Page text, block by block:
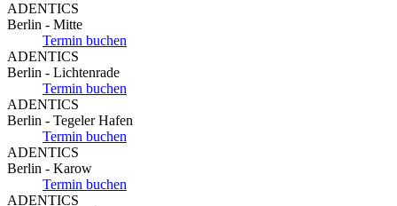
ADENTICS
Berlin - Mitte
Termin buchen
ADENTICS
Berlin - Lichtenrade
Termin buchen
ADENTICS
Berlin - Tegeler Hafen
Termin buchen
ADENTICS
Berlin - Karow
Termin buchen
ADENTICS